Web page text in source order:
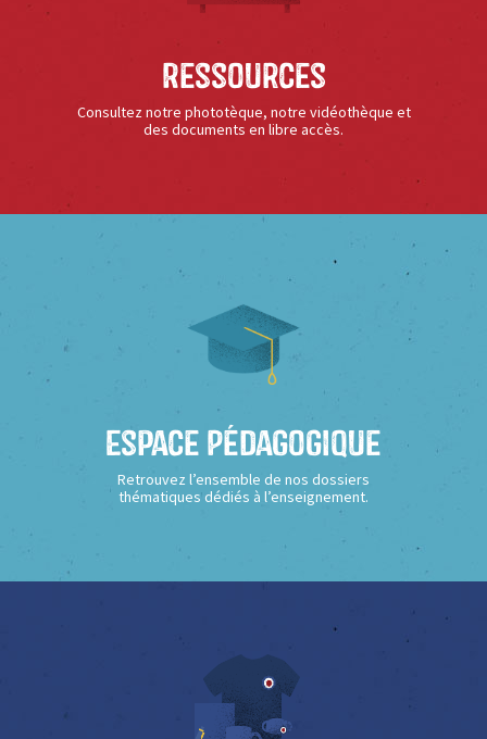
Ressources
Consultez notre phototèque, notre vidéothèque et
des documents en libre accès.
Espace Pédagogique
Retrouvez l’ensemble de nos dossiers
thématiques dédiés à l’enseignement.